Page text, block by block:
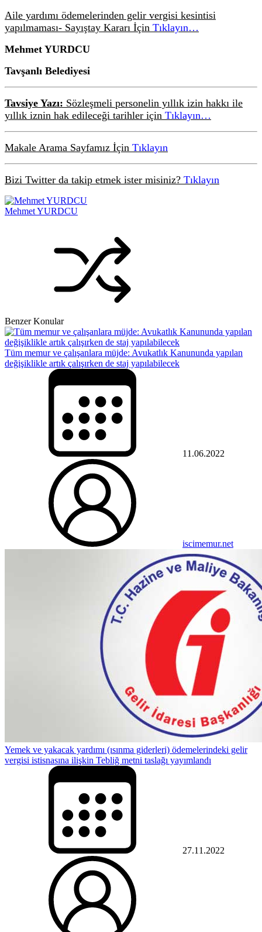
Aile yardımı ödemelerinden gelir vergisi kesintisi
yapılmaması- Sayıştay Kararı İçin Tıklayın…
Mehmet YURDCU
Tavşanlı Belediyesi
Tavsiye Yazı: Sözleşmeli personelin yıllık izin hakkı ile
yıllık iznin hak edileceği tarihler için Tıklayın…
Makale Arama Sayfamız İçin Tıklayın
Bizi Twitter da takip etmek ister misiniz? Tıklayın
Mehmet YURDCU
Benzer Konular
Tüm memur ve çalışanlara müjde: Avukatlık Kanununda yapılan
değişiklikle artık çalışırken de staj yapılabilecek
11.06.2022
iscimemur.net
Yemek ve yakacak yardımı (ısınma giderleri) ödemelerindeki gelir
vergisi istisnasına ilişkin Tebliğ metni taslağı yayımlandı
27.11.2022